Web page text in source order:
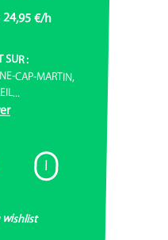
€/h
SUR :
CAP-MARTIN,
I